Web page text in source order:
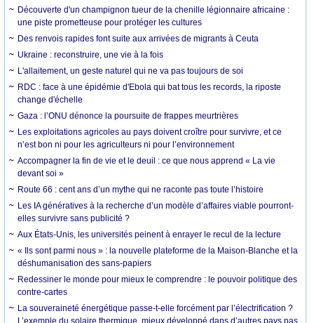
Découverte d'un champignon tueur de la chenille légionnaire africaine :
une piste prometteuse pour protéger les cultures
Des renvois rapides font suite aux arrivées de migrants à Ceuta
Ukraine : reconstruire, une vie à la fois
L'allaitement, un geste naturel qui ne va pas toujours de soi
RDC : face à une épidémie d'Ebola qui bat tous les records, la riposte
change d'échelle
Gaza : l’ONU dénonce la poursuite de frappes meurtrières
Les exploitations agricoles au pays doivent croître pour survivre, et ce
n’est bon ni pour les agriculteurs ni pour l’environnement
Accompagner la fin de vie et le deuil : ce que nous apprend « La vie
devant soi »
Route 66 : cent ans d’un mythe qui ne raconte pas toute l’histoire
Les IA génératives à la recherche d’un modèle d’affaires viable pourront-
elles survivre sans publicité ?
Aux États-Unis, les universités peinent à enrayer le recul de la lecture
« Ils sont parmi nous » : la nouvelle plateforme de la Maison-Blanche et la
déshumanisation des sans-papiers
Redessiner le monde pour mieux le comprendre : le pouvoir politique des
contre-cartes
La souveraineté énergétique passe-t-elle forcément par l’électrification ?
L’exemple du solaire thermique, mieux développé dans d’autres pays pas